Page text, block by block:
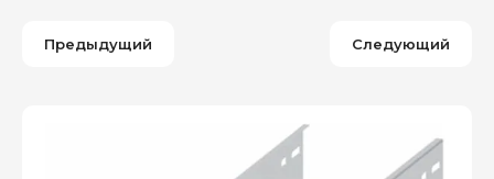
Предыдущий Следующий